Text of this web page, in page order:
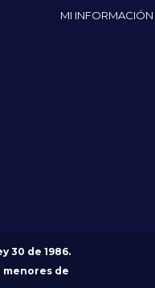
MI INFORMACIÓN
30 de 1986.
de